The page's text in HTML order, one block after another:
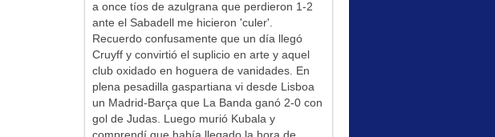
a once tíos de azulgrana que perdieron 1-2
ante el Sabadell me hicieron 'culer'.
Recuerdo confusamente que un día llegó
Cruyff y convirtió el suplicio en arte y aquel
club oxidado en hoguera de vanidades. En
plena pesadilla gaspartiana vi desde Lisboa
un Madrid-Barça que La Banda ganó 2-0 con
gol de Judas. Luego murió Kubala y